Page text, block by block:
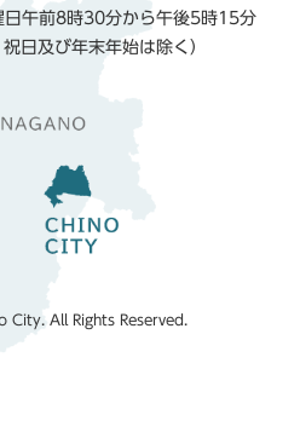
日午前8時30分から午後5時15分
日及び年末年始は除く）
All Rights Reserved.